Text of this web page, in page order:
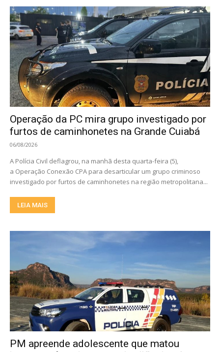
Operação da PC mira grupo investigado por
furtos de caminhonetes na Grande Cuiabá
06/08/2026
A Polícia Civil deflagrou, na manhã desta quarta-feira (5),
a Operação Conexão CPA para desarticular um grupo criminoso
investigado por furtos de caminhonetes na região metropolitana...
LEIA MAIS
PM apreende adolescente que matou